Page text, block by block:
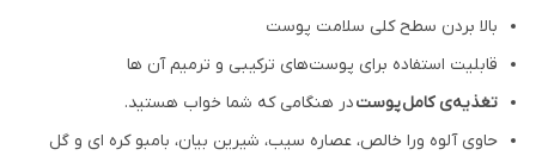
بالا بردن سطح کلی سلامت پوست
قابلیت استفاده برای پوست‌های ترکیبی و ترمیم آن ها
تغذیه‌ی کاملپوستدر هنگامی که شما خواب هستید.
حاوی آلوه ورا خالص، عصاره سیب، شیرین بیان، بامبو کره ای و گل